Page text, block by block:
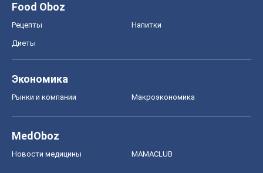
Food Oboz
Рецепты Напитки
Диеты
Экономика
Рынки и компании Mакроэкономика
MedOboz
Новости медицины MAMACLUB